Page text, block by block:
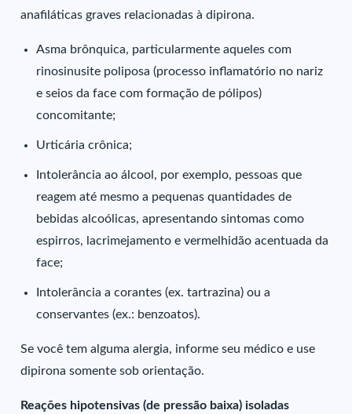
anafiláticas graves relacionadas à dipirona.
Asma brônquica, particularmente aqueles com
rinosinusite poliposa (processo inflamatório no nariz
e seios da face com formação de pólipos)
concomitante;
Urticária crônica;
Intolerância ao álcool, por exemplo, pessoas que
reagem até mesmo a pequenas quantidades de
bebidas alcoólicas, apresentando sintomas como
espirros, lacrimejamento e vermelhidão acentuada da
face;
Intolerância a corantes (ex. tartrazina) ou a
conservantes (ex.: benzoatos).
Se você tem alguma alergia, informe seu médico e use
dipirona somente sob orientação.
Reações hipotensivas (de pressão baixa) isoladas